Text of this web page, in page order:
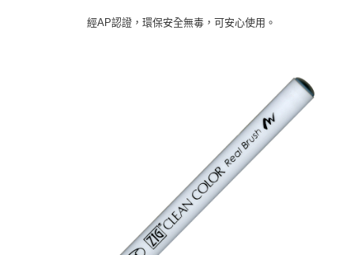
經AP認證，環保安全無毒，可安心使用。